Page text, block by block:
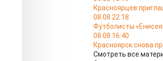
Красноярцев
08.08 22:18
Футболисты
08.08 16:40
Красноярск снова
Смотреть все